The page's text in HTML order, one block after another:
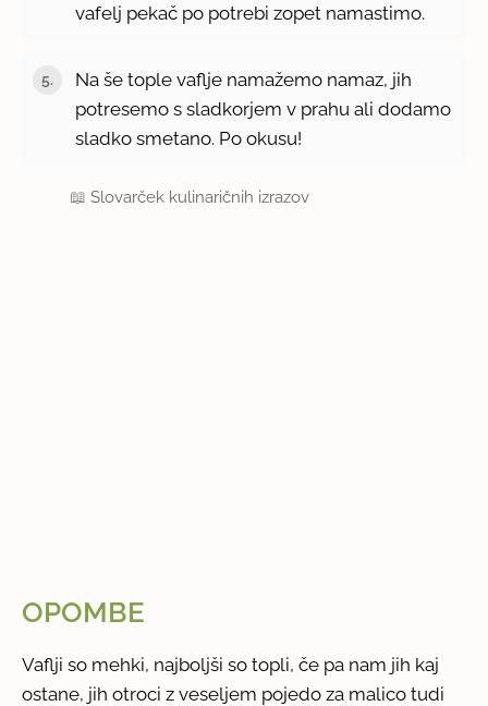
vafelj pekač po potrebi zopet namastimo.
Na še tople vaflje namažemo namaz, jih
potresemo s sladkorjem v prahu ali dodamo
sladko smetano. Po okusu!
📖Slovarček kulinaričnih izrazov
OPOMBE
Vaflji so mehki, najboljši so topli, če pa nam jih kaj
ostane, jih otroci z veseljem pojedo za malico tudi